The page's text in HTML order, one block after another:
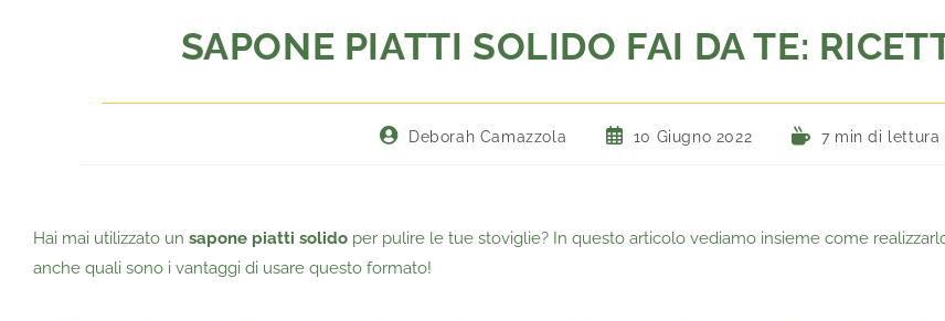
SAPONE PIATTI SOLIDO FAI DA TE:
Deborah Camazzola 10 Giugno 2022 7 min di lettura
Hai mai utilizzato un sapone piatti solido per pulire le tue stoviglie? In questo articolo vediamo insieme come
anche quali sono i vantaggi di usare questo formato!